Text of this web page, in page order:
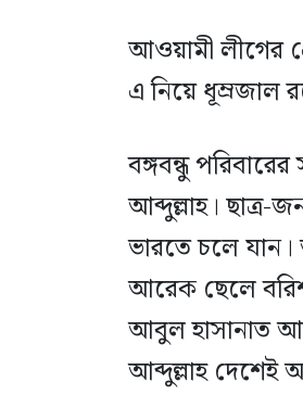
আওয়ামী লীগের
এ নিয়ে ধূম্রজাল
বঙ্গবন্ধু
আব্দুল্লাহ।
ভারতে চলে
আরেক ছেলে
আবুল হাসানাত
আব্দুল্লাহ